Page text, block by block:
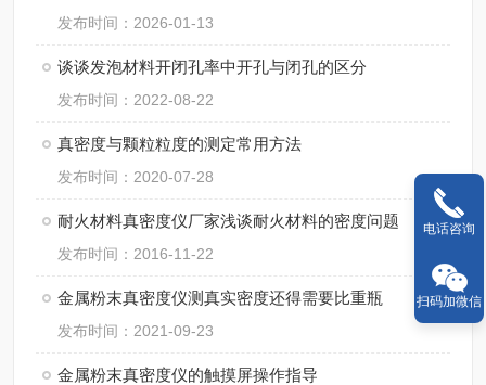
发布时间：2026-01-13
谈谈发泡材料开闭孔率中开孔与闭孔的区分
发布时间：2022-08-22
真密度与颗粒粒度的测定常用方法
发布时间：2020-07-28
耐火材料真密度仪厂家浅谈耐火材料的密度问题
发布时间：2016-11-22
金属粉末真密度仪测真实密度还得需要比重瓶
发布时间：2021-09-23
金属粉末真密度仪的触摸屏操作指导
电话咨询
扫码加微信